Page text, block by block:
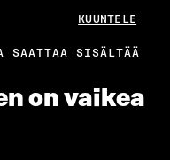
KUUNTELE
SAATTAA SISÄLTÄÄ
on vaikea